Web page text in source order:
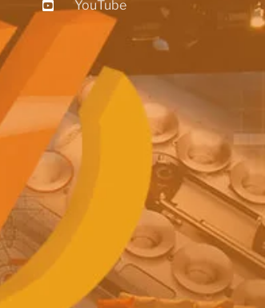
YouTube